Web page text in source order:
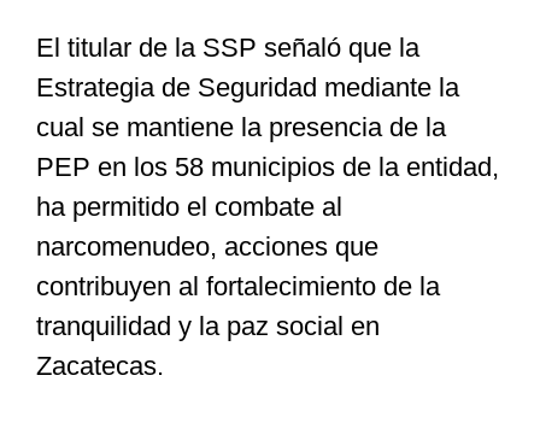
El titular de la SSP señaló que la
Estrategia de Seguridad mediante la
cual se mantiene la presencia de la
PEP en los 58 municipios de la entidad,
ha permitido el combate al
narcomenudeo, acciones que
contribuyen al fortalecimiento de la
tranquilidad y la paz social en
Zacatecas.